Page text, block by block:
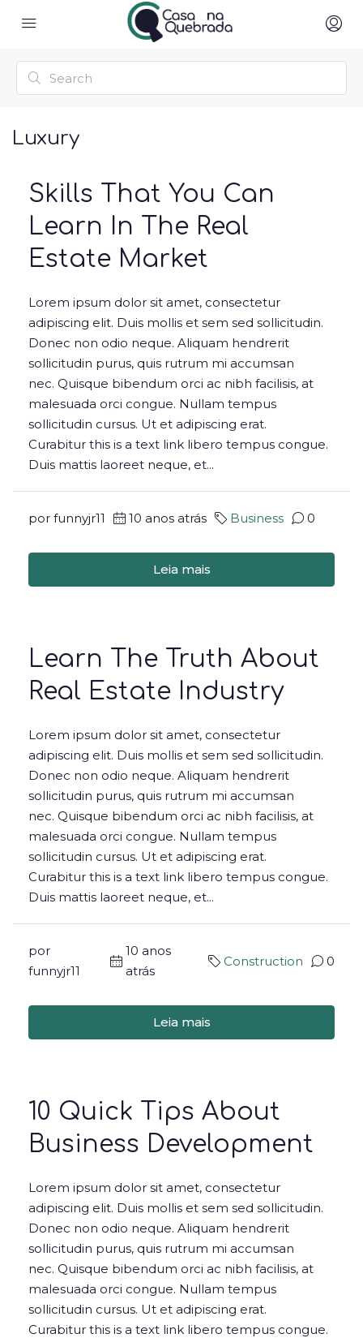
Luxury
Skills That You Can
Learn In The Real
Estate Market
Lorem ipsum dolor sit amet, consectetur
adipiscing elit. Duis mollis et sem sed sollicitudin.
Donec non odio neque. Aliquam hendrerit
sollicitudin purus, quis rutrum mi accumsan
nec. Quisque bibendum orci ac nibh facilisis, at
malesuada orci congue. Nullam tempus
sollicitudin cursus. Ut et adipiscing erat.
Curabitur this is a text link libero tempus congue.
Duis mattis laoreet neque, et...
por funnyjr11 10 anos atrás Business 0
Leia mais
Learn The Truth About
Real Estate Industry
Lorem ipsum dolor sit amet, consectetur
adipiscing elit. Duis mollis et sem sed sollicitudin.
Donec non odio neque. Aliquam hendrerit
sollicitudin purus, quis rutrum mi accumsan
nec. Quisque bibendum orci ac nibh facilisis, at
malesuada orci congue. Nullam tempus
sollicitudin cursus. Ut et adipiscing erat.
Curabitur this is a text link libero tempus congue.
Duis mattis laoreet neque, et...
por
funnyjr11
10 anos
atrás
Construction 0
Leia mais
10 Quick Tips About
Business Development
Lorem ipsum dolor sit amet, consectetur
adipiscing elit. Duis mollis et sem sed sollicitudin.
Donec non odio neque. Aliquam hendrerit
sollicitudin purus, quis rutrum mi accumsan
nec. Quisque bibendum orci ac nibh facilisis, at
malesuada orci congue. Nullam tempus
sollicitudin cursus. Ut et adipiscing erat.
Curabitur this is a text link libero tempus congue.